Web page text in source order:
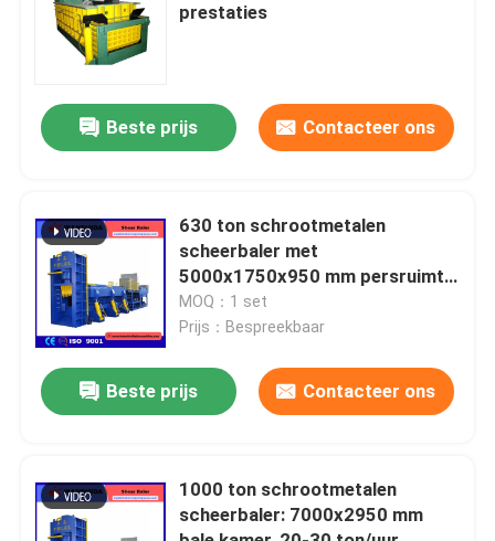
Over ons
fabriekstour
Neem contact met ons op
Nieuws
Gevallen
Industriële Persmachine
prestaties
Beste prijs Contacteer ons
630 ton schrootmetalen
scheerbaler met
5000x1750x950 mm persruimte,
220 kW vermogen voor efficiënte
metaalrecycling
MOQ：1 set
Prijs：Bespreekbaar
Beste prijs Contacteer ons
1000 ton schrootmetalen
scheerbaler: 7000x2950 mm